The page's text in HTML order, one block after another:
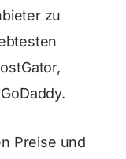
zu
Preise und